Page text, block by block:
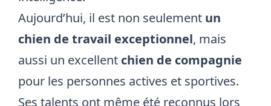
Aujourd’hui, il est non seulement un
chien de travail exceptionnel, mais
aussi un excellent chien de compagnie
pour les personnes actives et sportives.
Ses talents ont même été reconnus lors